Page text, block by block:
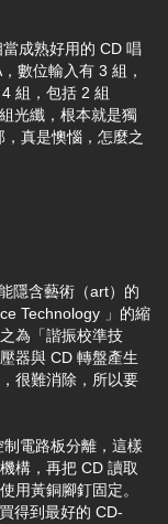
成熟好用的 CD 唱
數位輸入有 3 組，
組，包括 2 組
光纖，根本就是獨
真是懊惱，怎麼之
隱含藝術（art）的
Technology 」的縮
為「諧振校準技
器與 CD 轉盤產生
很難消除，所以要
電路板分離，這樣
構，再把 CD 讀取
用黃銅腳釘固定。
得到最好的 CD-